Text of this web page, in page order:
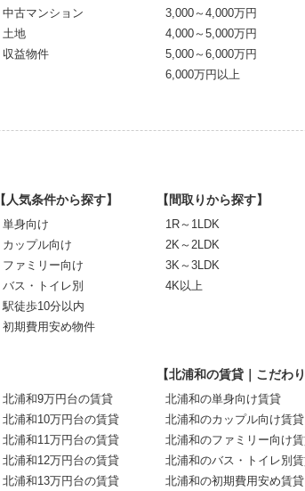
中古マンション
土地
収益物件
3,000～4,000万円
4,000～5,000万円
5,000～6,000万円
6,000万円以上
【人気条件から探す】
単身向け
カップル向け
ファミリー向け
バス・トイレ別
駅徒歩10分以内
初期費用安め物件
【間取りから探す】
1R～1LDK
2K～2LDK
3K～3LDK
4K以上
北浦和9万円台の賃貸
北浦和10万円台の賃貸
北浦和11万円台の賃貸
北浦和12万円台の賃貸
北浦和13万円台の賃貸
【北浦和の賃貸｜こだわり
北浦和の単身向け賃貸
北浦和のカップル向け賃貸
北浦和のファミリー向け
北浦和のバス・トイレ別
北浦和の初期費用安め賃貸